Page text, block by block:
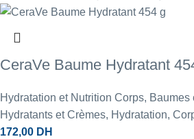
CeraVe Baume Hydratant
Hydratation et Nutrition Corps, Baumes
Hydratants et Crèmes, Hydratation,
172,00 DH